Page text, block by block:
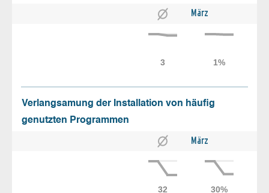
März
Verlangsamung der Installation von häufig
genutzten Programmen
März